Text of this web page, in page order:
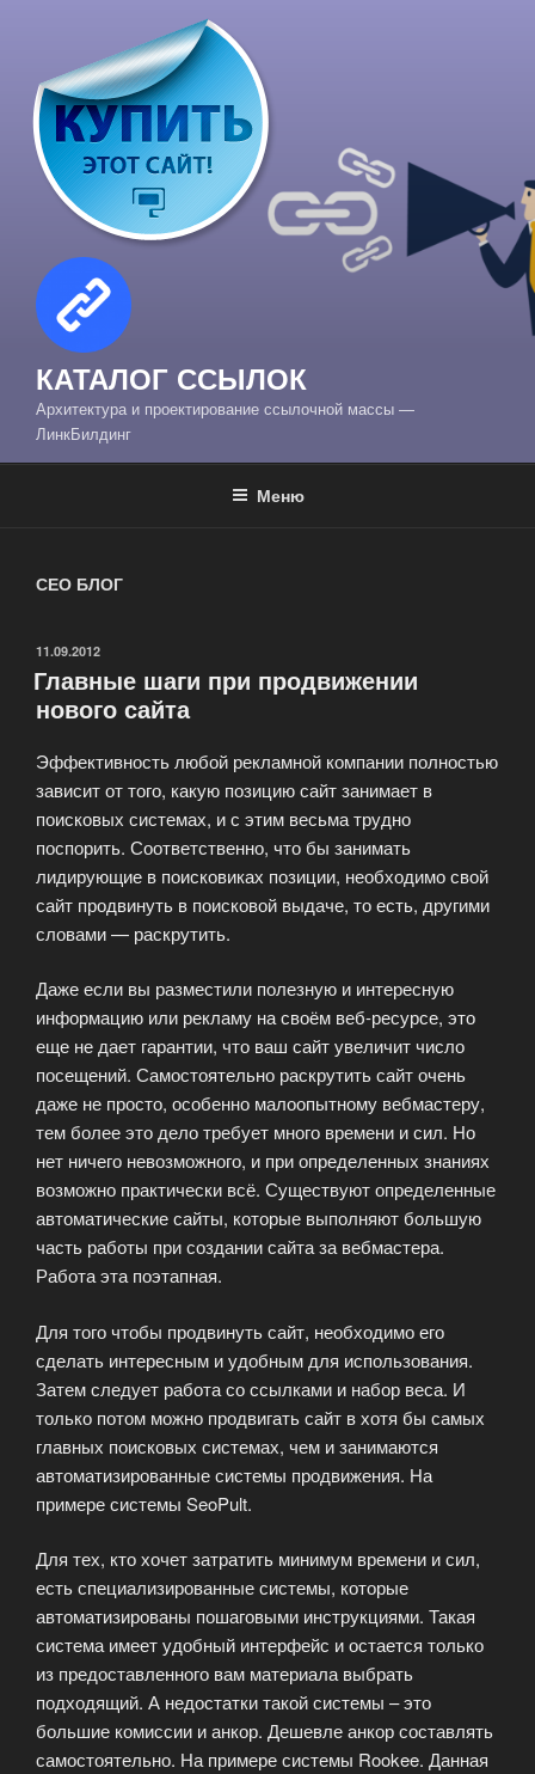
содержимому
КАТАЛОГ ССЫЛОК
Архитектура и проектирование ссылочной массы —
ЛинкБилдинг
Меню
СЕО БЛОГ
ОПУБЛИКОВАНО
11.09.2012
Главные шаги при продвижении
нового сайта
Эффективность любой рекламной компании полностью
зависит от того, какую позицию сайт занимает в
поисковых системах, и с этим весьма трудно
поспорить. Соответственно, что бы занимать
лидирующие в поисковиках позиции, необходимо свой
сайт продвинуть в поисковой выдаче, то есть, другими
словами — раскрутить.
Даже если вы разместили полезную и интересную
информацию или рекламу на своём веб-ресурсе, это
еще не дает гарантии, что ваш сайт увеличит число
посещений. Самостоятельно раскрутить сайт очень
даже не просто, особенно малоопытному вебмастеру,
тем более это дело требует много времени и сил. Но
нет ничего невозможного, и при определенных знаниях
возможно практически всё. Существуют определенные
автоматические сайты, которые выполняют большую
часть работы при создании сайта за вебмастера.
Работа эта поэтапная.
Для того чтобы продвинуть сайт, необходимо его
сделать интересным и удобным для использования.
Затем следует работа со ссылками и набор веса. И
только потом можно продвигать сайт в хотя бы самых
главных поисковых системах, чем и занимаются
автоматизированные системы продвижения. На
примере системы SeoPult.
Для тех, кто хочет затратить минимум времени и сил,
есть специализированные системы, которые
автоматизированы пошаговыми инструкциями. Такая
система имеет удобный интерфейс и остается только
из предоставленного вам материала выбрать
подходящий. А недостатки такой системы – это
большие комиссии и анкор. Дешевле анкор составлять
самостоятельно. На примере системы Rookee. Данная